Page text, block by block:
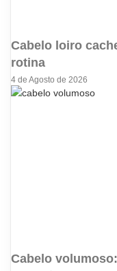
Cabelo loiro
rotina
4 de Agosto de 2026
Cabelo